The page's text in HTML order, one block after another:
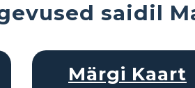
saidil
Märgi Kaart